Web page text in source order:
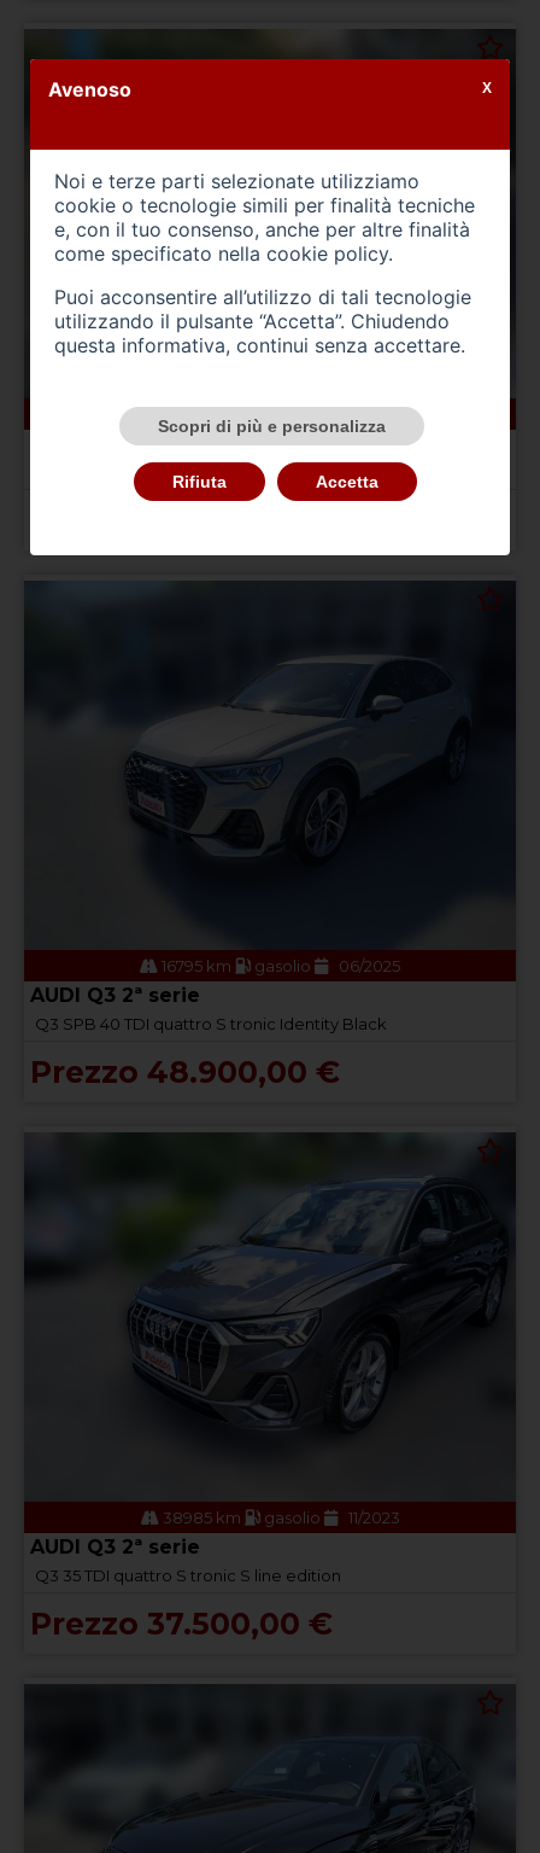
benzina
AUDI A1 2ª serie
A1 allstreet 30 TFSI Business
16795 km gasolio 06/2025
AUDI Q3 2ª serie
Q3 SPB 40 TDI quattro S tronic Identity Black
Prezzo 48.900,00 €
38985 km gasolio 11/2023
AUDI Q3 2ª serie
Q3 35 TDI quattro S tronic S line edition
Prezzo 37.500,00 €
Avenoso
Noi e terze parti selezionate utilizziamo
cookie o tecnologie simili per finalità tecniche
e, con il tuo consenso, anche per altre finalità
come specificato nella cookie policy.
Puoi acconsentire all’utilizzo di tali tecnologie
utilizzando il pulsante “Accetta”. Chiudendo
questa informativa, continui senza accettare.
Scopri di più e personalizza
Rifiuta Accetta
X